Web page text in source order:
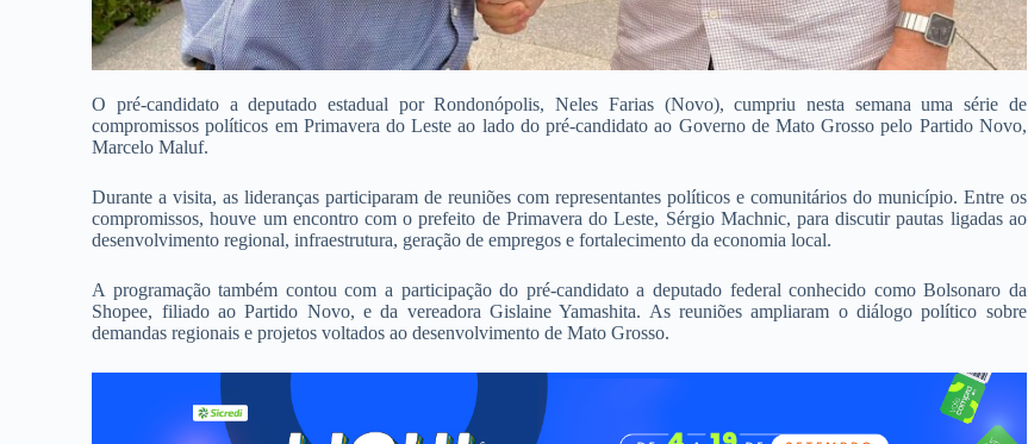
O pré-candidato a deputado estadual por Rondonópolis, Neles Farias (Novo), cumpriu nesta semana uma série de
compromissos políticos em Primavera do Leste ao lado do pré-candidato ao Governo de Mato Grosso pelo Partido Novo,
Marcelo Maluf.
Durante a visita, as lideranças participaram de reuniões com representantes políticos e comunitários do município. Entre os
compromissos, houve um encontro com o prefeito de Primavera do Leste, Sérgio Machnic, para discutir pautas ligadas ao
desenvolvimento regional, infraestrutura, geração de empregos e fortalecimento da economia local.
A programação também contou com a participação do pré-candidato a deputado federal conhecido como Bolsonaro da
Shopee, filiado ao Partido Novo, e da vereadora Gislaine Yamashita. As reuniões ampliaram o diálogo político sobre
demandas regionais e projetos voltados ao desenvolvimento de Mato Grosso.